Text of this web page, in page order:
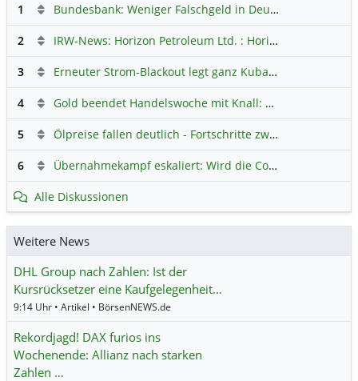
1
Bundesbank: Weniger Falschgeld in Deutschland
2 IRW-News: Horizon Petroleum Ltd. : Horizon Petroleum beginnt mit der Testförderung im Projekt Lachowice in Polen und schließt die Platzierung einer überzeichneten Wandelanleihe ab
3 Erneuter Strom-Blackout legt ganz Kuba lahm
4 Gold beendet Handelswoche mit Knall: Barrick Mining – Ist diese Aktie wieder ein Kauf?
5 Ölpreise fallen deutlich - Fortschritte zwischen USA und Iran belasten
6 Übernahmekampf eskaliert: Wird die Commerzbank italienisch?
Alle Diskussionen
Weitere News
DHL Group nach Zahlen: Ist der
Kursrücksetzer eine Kaufgelegenheit…
9:14 Uhr • Artikel • BörsenNEWS.de
Rekordjagd! DAX furios ins
Wochenende: Allianz nach starken
Zahlen …